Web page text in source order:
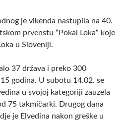
je vikenda nastupila na 40.
prvenstu “Pokal Loka“ koje
u Sloveniji.
37 država i preko 300
godina. U subotu 14.02. se
u svojoj kategoriji zauzela
75 takmičarki. Drugog dana
je Elvedina nakon greške u